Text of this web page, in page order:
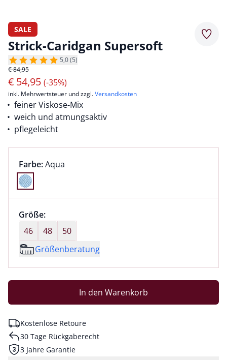
SALE
Strick-Caridgan Supersoft
5,0 (5)
€ 84,95
€ 54,95 (-35%)
inkl. Mehrwertsteuer und zzgl.Versandkosten
feiner Viskose-Mix
weich und atmungsaktiv
pflegeleicht
Farbauswahl:
Farbe:aktuell ausgewählt:
Aqua
Farbe Aqua ausgewählt
Größenauswahl:
Größe:nichts ausgewählt
46
48
50
Größenberatung
In den Warenkorb
Kostenlose Retoure
30 Tage Rückgaberecht
3 Jahre Garantie